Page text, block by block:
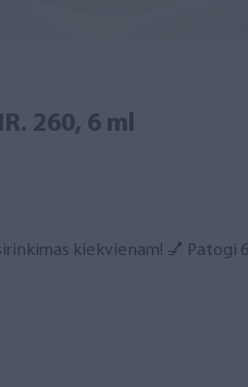
260, 6 ml
kiekvienam! 💅